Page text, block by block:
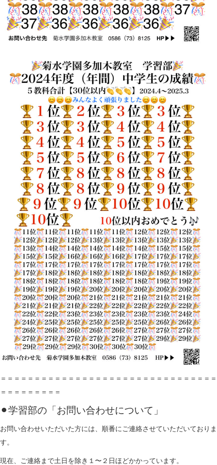
＝＝＝＝＝＝＝＝＝＝＝＝＝＝＝＝＝＝＝＝＝＝＝＝＝＝＝＝＝＝＝＝
＝＝＝＝＝＝＝＝＝
⚫︎学習部の「お問い合わせについて」
お問い合わせいただいた方には、順番にご連絡させていただいておりま
す。
現在、ご連絡まで土日を除き１〜２日ほどかかっています。